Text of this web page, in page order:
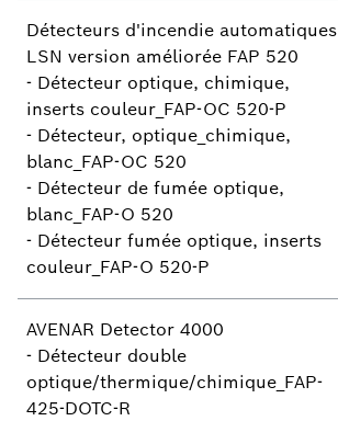
Détecteurs d'incendie automatiques
LSN version améliorée FAP 520
- Détecteur optique, chimique,
inserts couleur_FAP-OC 520-P
- Détecteur, optique_chimique,
blanc_FAP-OC 520
- Détecteur de fumée optique,
blanc_FAP-O 520
- Détecteur fumée optique, inserts
couleur_FAP-O 520-P
AVENAR Detector 4000
- Détecteur double
optique/thermique/chimique_FAP-
425-DOTC-R